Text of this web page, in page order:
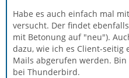
Habe es auch einfach mal
versucht. Der findet
mit Betonung auf "neu").
dazu, wie ich es Client-seitig
Mails abgerufen werden.
bei Thunderbird.